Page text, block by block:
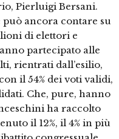
Pierluigi Bersani.
ancora contare su
di elettori e
partecipato alle
rientrati dall’esilio,
il 54% dei voti validi,
Che, pure, hanno
ha raccolto
il 12%, il 4% in più